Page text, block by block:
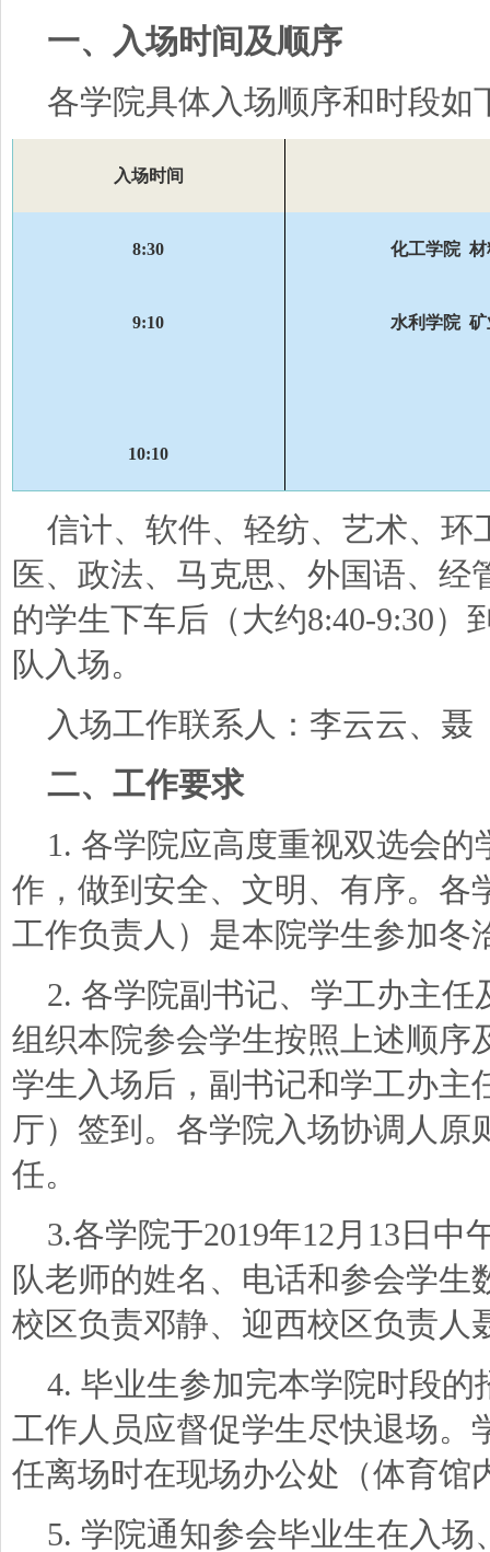
一、入场时间及顺序
各学院具体入场顺序和时段如
入场时间
8:30 化工学院
9:10 水利学院
10:10
信计、软件、轻纺、艺术、环
医、政法、马克思、外国语、经
的学生下车后（大约8:40-9:30）
队入场。
入场工作联系人：李云云、聂
二、工作要求
1. 各学院应高度重视双选会的
作，做到安全、文明、有序。各
工作负责人）是本院学生参加冬
2. 各学院副书记、学工办主
组织本院参会学生按照上述顺序
学生入场后，副书记和学工办主
厅）签到。各学院入场协调人原
任。
3.各学院于2019年12月13日中
队老师的姓名、电话和参会学生
校区负责邓静、迎西校区负责人
4. 毕业生参加完本学院时段
工作人员应督促学生尽快退场。
任离场时在现场办公处（体育馆
5. 学院通知参会毕业生在入场